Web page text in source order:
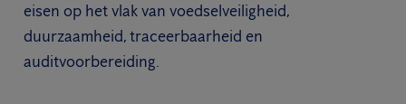
eisen op het vlak van voedselveiligheid,
duurzaamheid, traceerbaarheid en
auditvoorbereiding.